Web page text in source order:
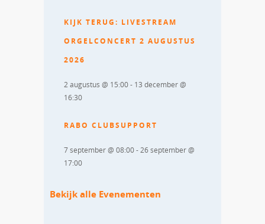
KIJK TERUG: LIVESTREAM
ORGELCONCERT 2 AUGUSTUS
2026
2 augustus @ 15:00- 13 december @
16:30
RABO CLUBSUPPORT
7 september @ 08:00-26 september @
17:00
Bekijk alle Evenementen